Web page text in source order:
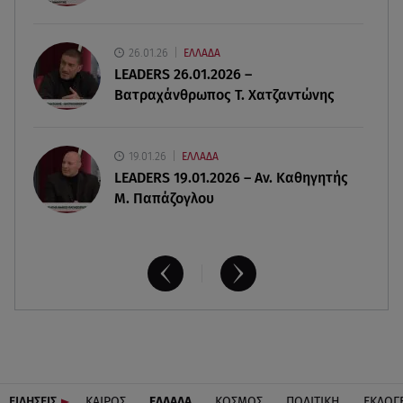
Ξεκινά η μαζική παραγωγή της νέας BMW i3
26.01.26 ΕΛΛΑΔΑ
LEADERS 26.01.2026 –
Βατραχάνθρωπος Τ. Χατζαντώνης
19.01.26 ΕΛΛΑΔΑ
LEADERS 19.01.2026 – Αν. Καθηγητής
Μ. Παπάζογλου